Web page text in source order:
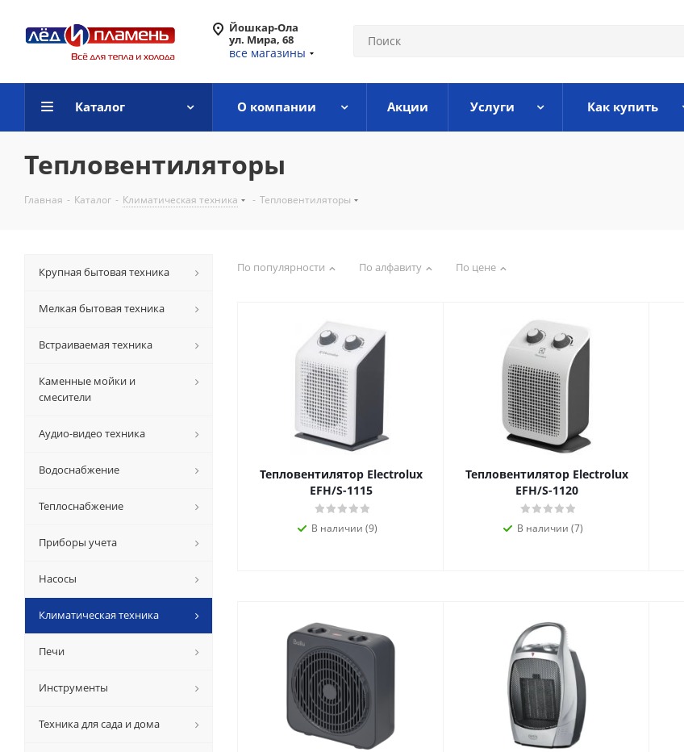
Йошкар-Ола
ул. Мира, 68
все магазины
Каталог О компании Акции Услуги Как купить
Тепловентиляторы
Главная - Каталог - Климатическая техника - Тепловентиляторы
По популярности По алфавиту По цене
Тепловентилятор Electrolux
EFH/S-1115
В наличии (9)
Тепловентилятор Electrolux
EFH/S-1120
В наличии (7)
Крупная бытовая техника
Мелкая бытовая техника
Встраиваемая техника
Каменные мойки и
смесители
Аудио-видео техника
Водоснабжение
Теплоснабжение
Приборы учета
Насосы
Климатическая техника
Печи
Инструменты
Техника для сада и дома